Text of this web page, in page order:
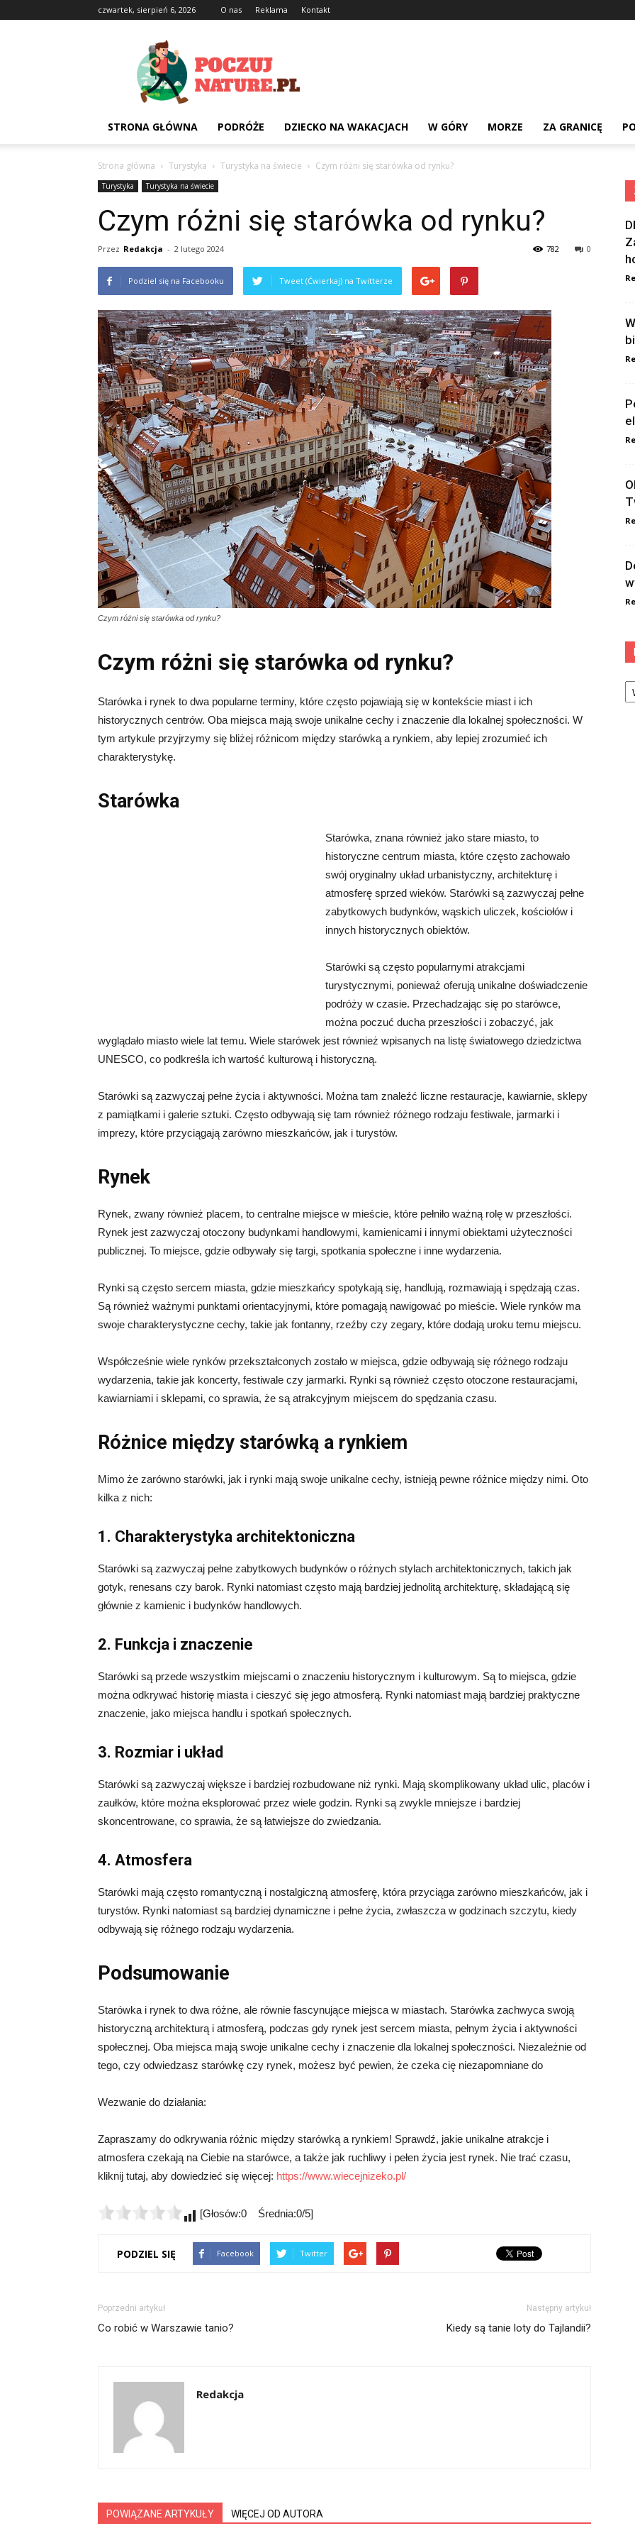
czwartek, sierpień 6, 2026 O nas Reklama Kontakt
Poczujnature.pl
STRONA GŁÓWNA PODRÓŻE DZIECKO NA WAKACJACH W GÓRY MORZE ZA GRANICĘ
Strona główna Turystyka Turystyka na świecie Czym różni się starówka od rynku?
Turystyka Turystyka na świecie
Czym różni się starówka od rynku?
Przez Redakcja - 2 lutego 2024 0
782
Podziel się na Facebooku Tweet (Ćwierkaj) na Twitterze
Czym różni się starówka od rynku?
Czym różni się starówka od rynku?
Starówka i rynek to dwa popularne terminy, które często pojawiają się w kontekście miast i ich
historycznych centrów. Oba miejsca mają swoje unikalne cechy i znaczenie dla lokalnej społeczności. W
tym artykule przyjrzymy się bliżej różnicom między starówką a rynkiem, aby lepiej zrozumieć ich
charakterystykę.
Starówka
Starówka, znana również jako stare miasto, to
historyczne centrum miasta, które często zachowało
swój oryginalny układ urbanistyczny, architekturę i
atmosferę sprzed wieków. Starówki są zazwyczaj pełne
zabytkowych budynków, wąskich uliczek, kościołów i
innych historycznych obiektów.
Starówki są często popularnymi atrakcjami
turystycznymi, ponieważ oferują unikalne doświadczenie
podróży w czasie. Przechadzając się po starówce,
można poczuć ducha przeszłości i zobaczyć, jak
wyglądało miasto wiele lat temu. Wiele starówek jest również wpisanych na listę światowego dziedzictwa
UNESCO, co podkreśla ich wartość kulturową i historyczną.
Starówki są zazwyczaj pełne życia i aktywności. Można tam znaleźć liczne restauracje, kawiarnie, sklepy
z pamiątkami i galerie sztuki. Często odbywają się tam również różnego rodzaju festiwale, jarmarki i
imprezy, które przyciągają zarówno mieszkańców, jak i turystów.
Rynek
Rynek, zwany również placem, to centralne miejsce w mieście, które pełniło ważną rolę w przeszłości.
Rynek jest zazwyczaj otoczony budynkami handlowymi, kamienicami i innymi obiektami użyteczności
publicznej. To miejsce, gdzie odbywały się targi, spotkania społeczne i inne wydarzenia.
Rynki są często sercem miasta, gdzie mieszkańcy spotykają się, handlują, rozmawiają i spędzają czas.
Są również ważnymi punktami orientacyjnymi, które pomagają nawigować po mieście. Wiele rynków ma
swoje charakterystyczne cechy, takie jak fontanny, rzeźby czy zegary, które dodają uroku temu miejscu.
Współcześnie wiele rynków przekształconych zostało w miejsca, gdzie odbywają się różnego rodzaju
wydarzenia, takie jak koncerty, festiwale czy jarmarki. Rynki są również często otoczone restauracjami,
kawiarniami i sklepami, co sprawia, że są atrakcyjnym miejscem do spędzania czasu.
Różnice między starówką a rynkiem
Mimo że zarówno starówki, jak i rynki mają swoje unikalne cechy, istnieją pewne różnice między nimi. Oto
kilka z nich:
1. Charakterystyka architektoniczna
Starówki są zazwyczaj pełne zabytkowych budynków o różnych stylach architektonicznych, takich jak
gotyk, renesans czy barok. Rynki natomiast często mają bardziej jednolitą architekturę, składającą się
głównie z kamienic i budynków handlowych.
2. Funkcja i znaczenie
Starówki są przede wszystkim miejscami o znaczeniu historycznym i kulturowym. Są to miejsca, gdzie
można odkrywać historię miasta i cieszyć się jego atmosferą. Rynki natomiast mają bardziej praktyczne
znaczenie, jako miejsca handlu i spotkań społecznych.
3. Rozmiar i układ
Starówki są zazwyczaj większe i bardziej rozbudowane niż rynki. Mają skomplikowany układ ulic, placów i
zaułków, które można eksplorować przez wiele godzin. Rynki są zwykle mniejsze i bardziej
skoncentrowane, co sprawia, że są łatwiejsze do zwiedzania.
4. Atmosfera
Starówki mają często romantyczną i nostalgiczną atmosferę, która przyciąga zarówno mieszkańców, jak i
turystów. Rynki natomiast są bardziej dynamiczne i pełne życia, zwłaszcza w godzinach szczytu, kiedy
odbywają się różnego rodzaju wydarzenia.
Podsumowanie
Starówka i rynek to dwa różne, ale równie fascynujące miejsca w miastach. Starówka zachwyca swoją
historyczną architekturą i atmosferą, podczas gdy rynek jest sercem miasta, pełnym życia i aktywności
społecznej. Oba miejsca mają swoje unikalne cechy i znaczenie dla lokalnej społeczności. Niezależnie od
tego, czy odwiedzasz starówkę czy rynek, możesz być pewien, że czeka cię niezapomniane do
Wezwanie do działania:
Zapraszamy do odkrywania różnic między starówką a rynkiem! Sprawdź, jakie unikalne atrakcje i
atmosfera czekają na Ciebie na starówce, a także jak ruchliwy i pełen życia jest rynek. Nie trać czasu,
kliknij tutaj, aby dowiedzieć się więcej: https://www.wiecejnizeko.pl/
[Głosów:0 Średnia:0/5]
PODZIEL SIĘ Facebook Twitter
Poprzedni artykuł
Co robić w Warszawie tanio?
Następny artykuł
Kiedy są tanie loty do Tajlandii?
Redakcja
POWIĄZANE ARTYKUŁY WIĘCEJ OD AUTORA